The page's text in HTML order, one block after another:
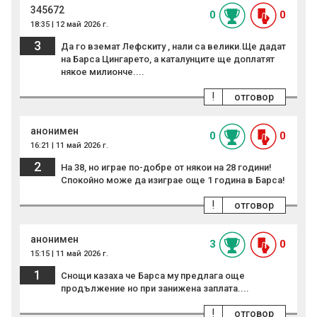
345672
18:35 | 12 май 2026 г.
0 0
3
Да го вземат Лефскиту , нали са велики.Ще дадат
на Барса Цингарето, а каталунците ще доплатят
някое милионче....
отговор
!
анонимен
16:21 | 11 май 2026 г.
0 0
2
На 38, но играе по-добре от някои на 28 години!
Спокойно може да изиграе още 1 година в Барса!
отговор
!
анонимен
15:15 | 11 май 2026 г.
3 0
1
Снощи казаха че Барса му предлага още
продължение но при занижена заплата....
отговор
!